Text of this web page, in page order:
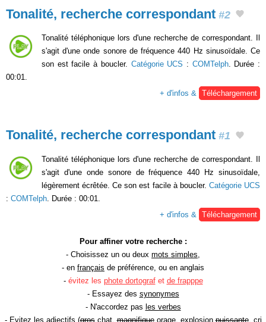
Tonalité, recherche correspondant #2
Tonalité téléphonique lors d'une recherche de correspondant. Il
s'agit d'une onde sonore de fréquence 440 Hz sinusoïdale. Ce
son est facile à boucler. Catégorie UCS : COMTelph. Durée :
00:01.
+ d'infos & Téléchargement
Tonalité, recherche correspondant #1
Tonalité téléphonique lors d'une recherche de correspondant. Il
s'agit d'une onde sonore de fréquence 440 Hz sinusoïdale,
légèrement écrêtée. Ce son est facile à boucler. Catégorie UCS
: COMTelph . Durée : 00:01.
+ d'infos &
Téléchargement
Pour affiner votre recherche :
- Choisissez un ou deux mots simples
- en français de préférence, ou en anglais
- évitez les phote dortografet de frapppe
- Essayez des synonymes
- N'accordez pas les verbes
- Evitez les adjectifs (groschat,magnifiqueorage, explosionpuissante, cri